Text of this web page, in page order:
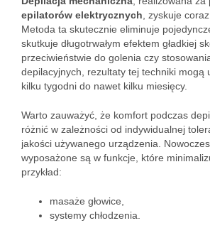
epilatorów elektrycznych , zyskuje
Metoda ta skutecznie eliminuje
skutkuje długotrwałym efektem gładkiej
przeciwieństwie do golenia czy
depilacyjnych, rezultaty tej techniki mogą
kilku tygodni do nawet kilku miesięcy.
Warto zauważyć, że komfort podczas
różnić w zależności od indywidualnej
jakości używanego urządzenia.
wyposażone są w funkcje, które
przykład:
masaże głowice,
systemy chłodzenia.